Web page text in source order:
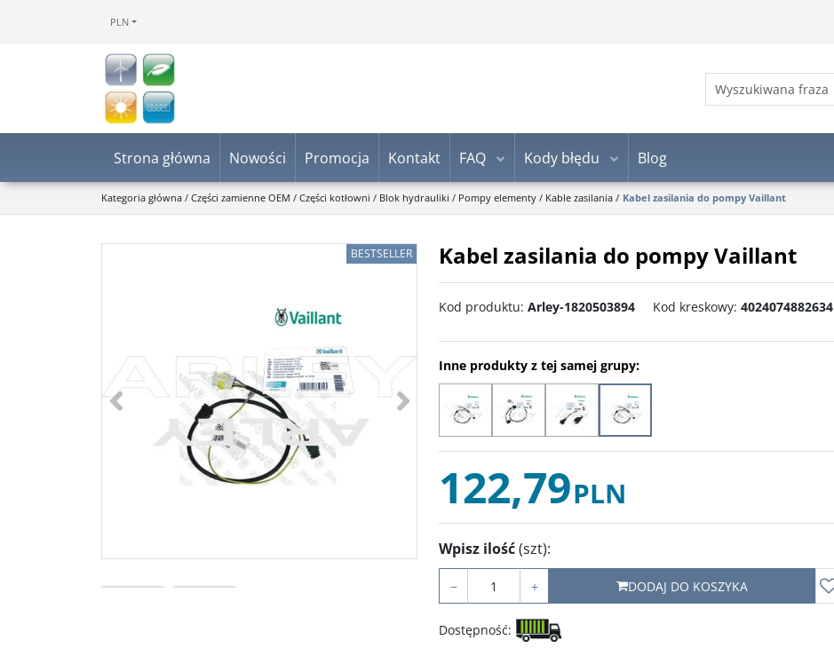
PLN
Strona główna Nowości Promocja Kontakt FAQ Kody błędu Blog
Kategoria główna / Części zamienne OEM / Części kotłowni / Blok hydrauliki / Pompy elementy / Kable zasilania / Kabel zasilania do pompy Vaillant
<
BESTSELLER Kabel zasilania do pompy Vaillant
Kod produktu: Arley-1820503894 Kod kreskowy: 4024074882634
Inne produkty z tej samej grupy:
122,79PLN
Wpisz ilość(szt):
− + DODAJ DO KOSZYKA
Dostępność: